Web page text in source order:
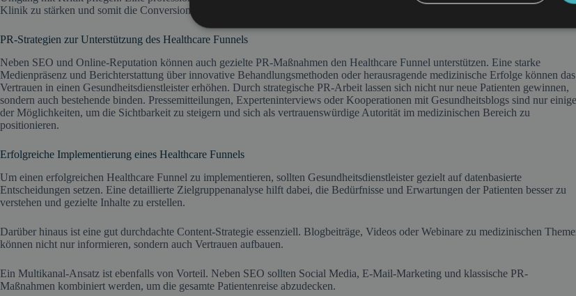
Klinik zu stärken und somit die Conversion-Rate im Funnel zu erhöhen.
PR-Strategien zur Unterstützung des Healthcare Funnels
Neben SEO und Online-Reputation können auch gezielte PR-Maßnahmen den Healthcare Funnel unterstützen. Eine starke
Medienpräsenz und Berichterstattung über innovative Behandlungsmethoden oder herausragende medizinische Erfolge können das
Vertrauen in einen Gesundheitsdienstleister erhöhen. Durch strategische PR-Arbeit lassen sich nicht nur neue Patienten gewinnen,
sondern auch bestehende binden. Pressemitteilungen, Experteninterviews oder Kooperationen mit Gesundheitsblogs sind nur einige
der Möglichkeiten, um die Sichtbarkeit zu steigern und sich als vertrauenswürdige Autorität im medizinischen Bereich zu
positionieren.
Erfolgreiche Implementierung eines Healthcare Funnels
Um einen erfolgreichen Healthcare Funnel zu implementieren, sollten Gesundheitsdienstleister gezielt auf datenbasierte
Entscheidungen setzen. Eine detaillierte Zielgruppenanalyse hilft dabei, die Bedürfnisse und Erwartungen der Patienten besser zu
verstehen und gezielte Inhalte zu erstellen.
Darüber hinaus ist eine gut durchdachte Content-Strategie essenziell. Blogbeiträge, Videos oder Webinare zu medizinischen
können nicht nur informieren, sondern auch Vertrauen aufbauen.
Ein Multikanal-Ansatz ist ebenfalls von Vorteil. Neben SEO sollten Social Media, E-Mail-Marketing und klassische PR-
Maßnahmen kombiniert werden, um die gesamte Patientenreise abzudecken.